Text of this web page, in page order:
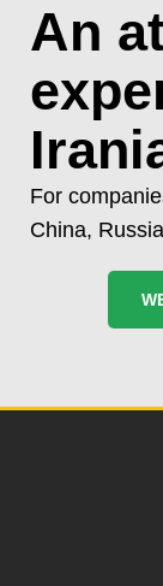
An
For
China,